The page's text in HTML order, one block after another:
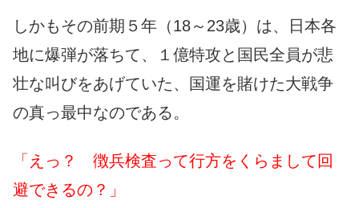
しかもその前期５年（18～23歳）は、日本各
地に爆弾が落ちて、１億特攻と国民全員が悲
壮な叫びをあげていた、国運を賭けた大戦争
の真っ最中なのである。
「えっ？ 徴兵検査って行方をくらまして回
避できるの？」